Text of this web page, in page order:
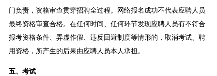
门负责，资格审查贯穿招聘全过程。网络报名成功不代表应聘人员
最终资格审查合格。在任何时间、任何环节发现应聘人员有不符合
报考资格条件、弄虚作假、违反回避制度等情形的，取消考试、聘
用资格，所产生的后果由应聘人员本人承担。
五、考试